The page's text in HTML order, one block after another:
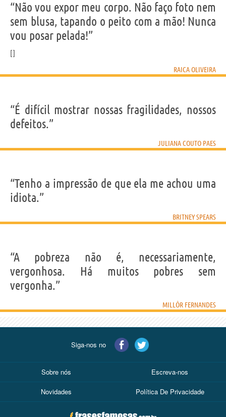
“Não vou expor meu corpo. Não faço foto nem
sem blusa, tapando o peito com a mão! Nunca
vou posar pelada!”
RAICA OLIVEIRA
“É difícil mostrar nossas fragilidades, nossos
defeitos.”
JULIANA COUTO PAES
“Tenho a impressão de que ela me achou uma
idiota.”
BRITNEY SPEARS
“A pobreza não é, necessariamente,
vergonhosa. Há muitos pobres sem
vergonha.”
MILLÔR FERNANDES
Siga-nos no
Sobre nós Escreva-nos
Novidades Política De Privacidade